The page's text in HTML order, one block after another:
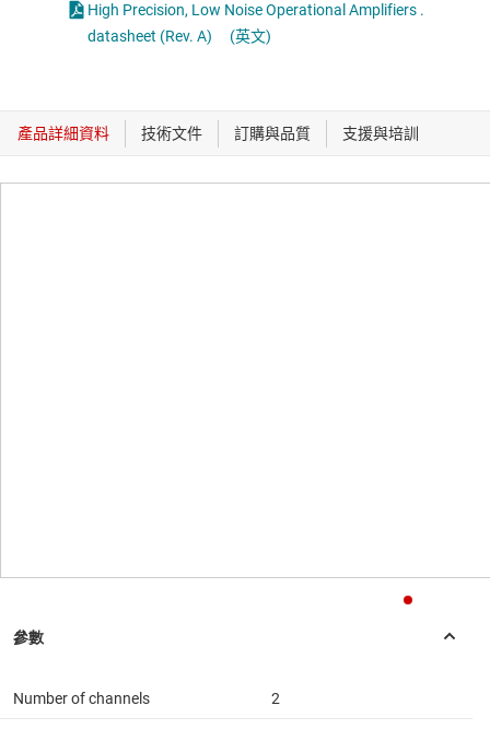
High Precision, Low Noise Operational Amplifiers .
datasheet (Rev. A)
(英文)
Number of channels 2